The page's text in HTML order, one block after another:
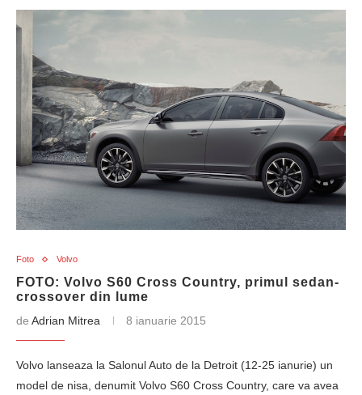
Foto Volvo
FOTO: Volvo S60 Cross Country, primul sedan-
crossover din lume
de Adrian Mitrea 8 ianuarie 2015
Volvo lanseaza la Salonul Auto de la Detroit (12-25 ianurie) un
model de nisa, denumit Volvo S60 Cross Country, care va avea